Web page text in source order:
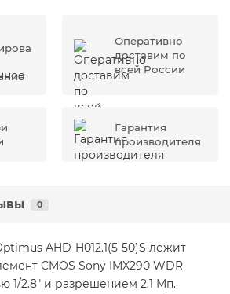
Оперативно
доставим по
всей России
Гарантия
производителя
0
AHD-H012.1(5-50)S лежит
CMOS Sony IMX290 WDR
1/2.8" и разрешением 2.1 Мп.